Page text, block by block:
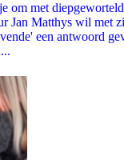
om met
Jan Matthys wil met
een antwoord